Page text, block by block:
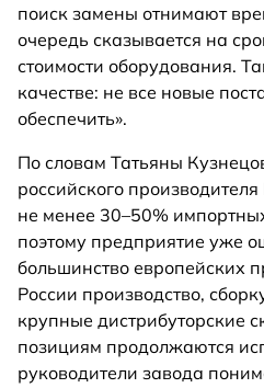
поиск замены отнимают
очередь сказывается на
стоимости оборудования.
качестве: не все новые
обеспечить».
По словам Татьяны
российского
не менее 30–50%
поэтому предприятие уже
большинство европейских
России производство,
крупные дистрибуторские
позициям продолжаются
руководители завода